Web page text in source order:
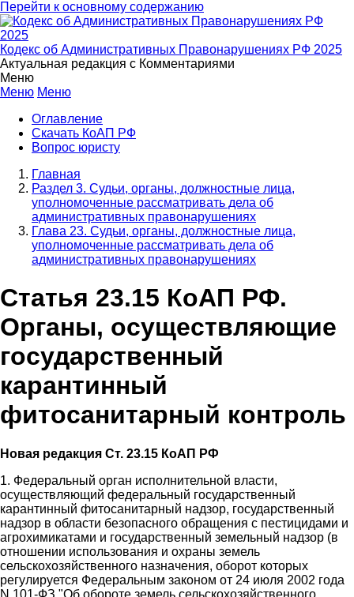
Перейти к основному содержанию
Кодекс об Административных Правонарушениях РФ 2025
Актуальная редакция с Комментариями
Меню
Меню Меню
Оглавление
Скачать КоАП РФ
Вопрос юристу
Главная
Раздел 3. Судьи, органы, должностные лица,
уполномоченные рассматривать дела об
административных правонарушениях
Глава 23. Судьи, органы, должностные лица,
уполномоченные рассматривать дела об
административных правонарушениях
Статья 23.15 КоАП РФ.
Органы, осуществляющие
государственный
карантинный
фитосанитарный контроль
Новая редакция Ст. 23.15 КоАП РФ
1. Федеральный орган исполнительной власти,
осуществляющий федеральный государственный
карантинный фитосанитарный надзор, государственный
надзор в области безопасного обращения с пестицидами и
агрохимикатами и государственный земельный надзор (в
отношении использования и охраны земель
сельскохозяйственного назначения, оборот которых
регулируется Федеральным законом от 24 июля 2002 года
N 101-ФЗ "Об обороте земель сельскохозяйственного